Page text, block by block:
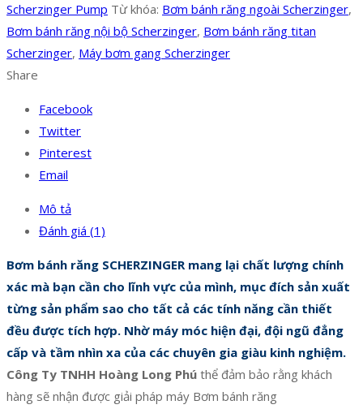
Scherzinger Pump Từ khóa: Bơm bánh răng ngoài Scherzinger,
Bơm bánh răng nội bộ Scherzinger, Bơm bánh răng titan
Scherzinger, Máy bơm gang Scherzinger
Share
Facebook
Twitter
Pinterest
Email
Mô tả
Đánh giá (1)
Bơm bánh răng SCHERZINGER mang lại chất lượng chính
xác mà bạn cần cho lĩnh vực của mình, mục đích sản xuất
từng sản phẩm sao cho tất cả các tính năng cần thiết
đều được tích hợp. Nhờ máy móc hiện đại, đội ngũ đẳng
cấp và tầm nhìn xa của các chuyên gia giàu kinh nghiệm.
Công Ty TNHH Hoàng Long Phú thể đảm bảo rằng khách
hàng sẽ nhận được giải pháp máy Bơm bánh răng